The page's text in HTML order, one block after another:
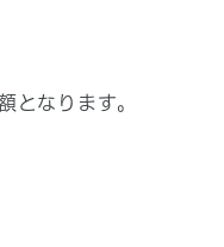
なります。